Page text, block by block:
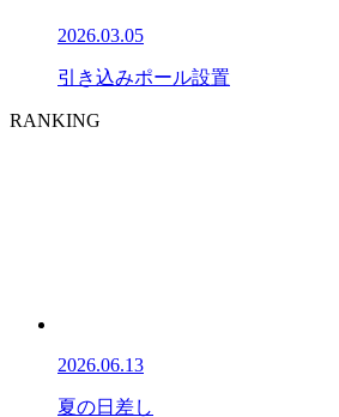
2026.03.05
引き込みポール設置
RANKING
2026.06.13
夏の日差し